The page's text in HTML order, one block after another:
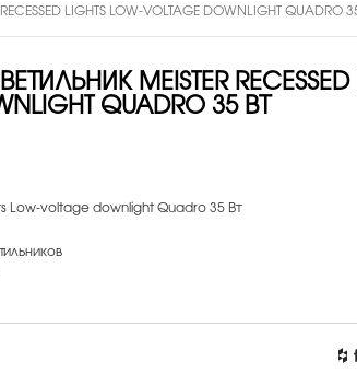
LIGHTS LOW-VOLTAGE DOWNLIGHT QUADRO
MEISTER RECESSED
QUADRO 35 ВТ
Low-voltage downlight Quadro 35 Вт